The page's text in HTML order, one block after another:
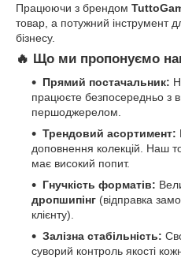
Працюючи з брендом
товар, а потужний інструмент
бізнесу.
🔥 Що ми пропонуємо
Прямий постачальник:
працюєте безпосередньо з
першоджерелом.
Трендовий асортимент:
доповнення колекцій. Наш
має високий попит.
Гнучкість форматів:
дропшипінг (відправка
клієнту).
Залізна стабільність:
суворий контроль якості